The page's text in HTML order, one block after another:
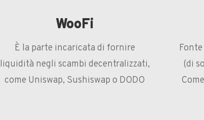
WooFi
È la parte incaricata di fornire
liquidità negli scambi decentralizzati,
come Uniswap, Sushiswap o DODO
(di